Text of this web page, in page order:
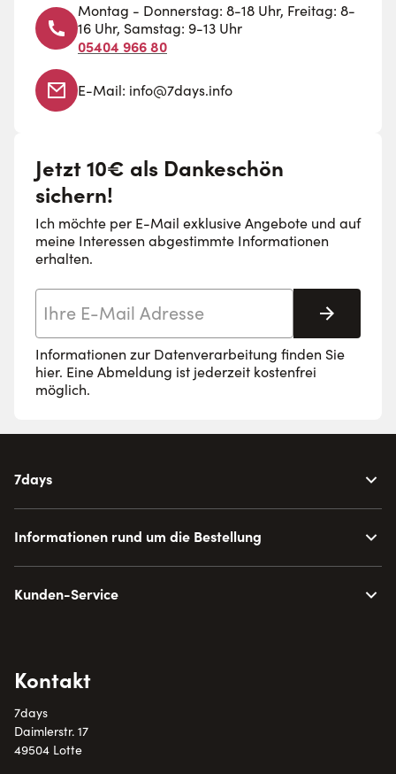
Montag - Donnerstag: 8-18 Uhr, Freitag: 8-
16 Uhr, Samstag: 9-13 Uhr
05404 966 80
E-Mail: info@7days.info
Jetzt 10€ als Dankeschön
sichern!
Ich möchte per E-Mail exklusive Angebote und auf
meine Interessen abgestimmte Informationen
erhalten.
Informationen zur Datenverarbeitung finden Sie
hier. Eine Abmeldung ist jederzeit kostenfrei
möglich.
7days
Informationen rund um die Bestellung
Kunden-Service
Kontakt
7days
Daimlerstr. 17
49504 Lotte